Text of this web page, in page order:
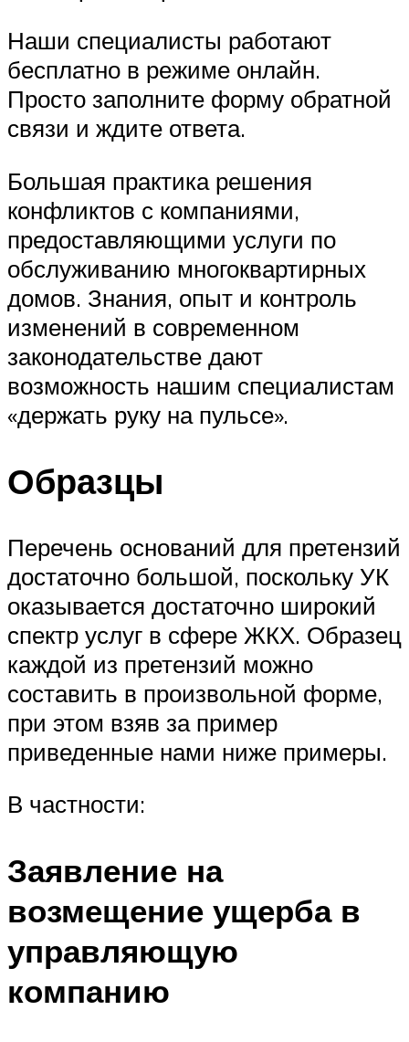
Наши специалисты работают
бесплатно в режиме онлайн.
Просто заполните форму обратной
связи и ждите ответа.
Большая практика решения
конфликтов с компаниями,
предоставляющими услуги по
обслуживанию многоквартирных
домов. Знания, опыт и контроль
изменений в современном
законодательстве дают
возможность нашим специалистам
«держать руку на пульсе».
Образцы
Перечень оснований для претензий
достаточно большой, поскольку УК
оказывается достаточно широкий
спектр услуг в сфере ЖКХ. Образец
каждой из претензий можно
составить в произвольной форме,
при этом взяв за пример
приведенные нами ниже примеры.
В частности:
Заявление на
возмещение ущерба в
управляющую
компанию